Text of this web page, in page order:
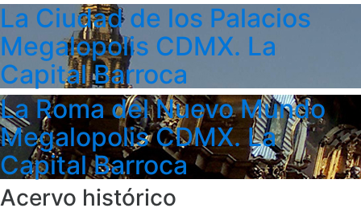
La Ciudad de los Palacios
Megalopolis CDMX. La
Capital Barroca
La Roma del Nuevo Mundo
Megalopolis CDMX. La
Capital Barroca
Acervo histórico